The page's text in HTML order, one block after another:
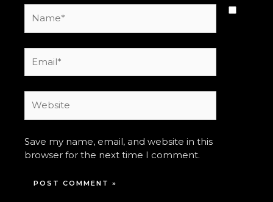
Save my name, email, and website in this
browser for the next time I comment.